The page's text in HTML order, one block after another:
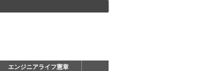
エンジニアライフ憲章